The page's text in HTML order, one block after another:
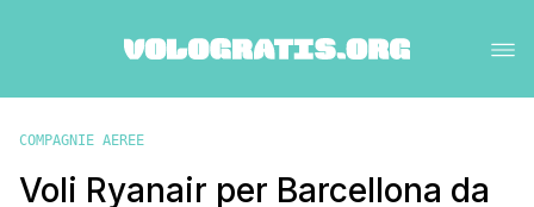
COMPAGNIE AEREE
Voli Ryanair per Barcellona da